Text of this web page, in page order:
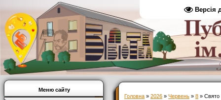
Версія
Меню сайту
Головна » 2026 » Червень » 8 » Свято